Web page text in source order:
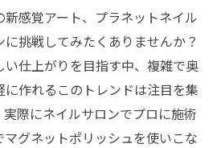
感覚アート、プラネットネイル
挑戦してみたくありませんか？
仕上がりを目指す中、複雑で奥
作れるこのトレンドは注目を集
際にネイルサロンでプロに施術
グネットポリッシュを使いこな